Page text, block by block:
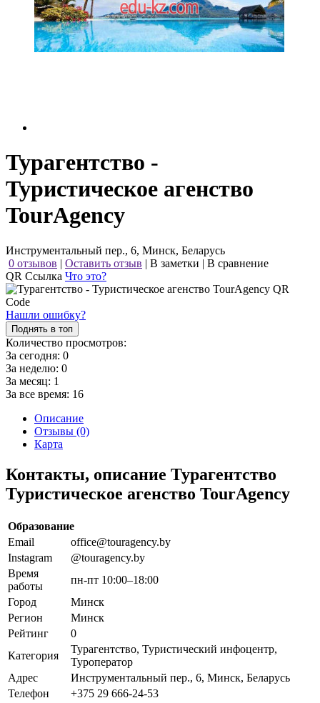
Турагентство -
Туристическое агенство
TourAgency
Инструментальный пер., 6, Минск, Беларусь
0 отзывов | Оставить отзыв | В заметки | В сравнение
QR Ссылка Что это?
Нашли ошибку?
Поднять в топ
Количество просмотров:
За сегодня: 0
За неделю: 0
За месяц: 1
За все время: 16
Описание
Отзывы (0)
Карта
Контакты, описание Турагентство
Туристическое агенство TourAgency
Образование
Email
office@touragency.by
Instagram
@touragency.by
Время
работы
пн-пт 10:00–18:00
Город
Минск
Регион
Минск
Рейтинг
0
Категория
Турагентство, Туристический инфоцентр,
Туроператор
Адрес
Инструментальный пер., 6, Минск, Беларусь
Телефон
+375 29 666-24-53